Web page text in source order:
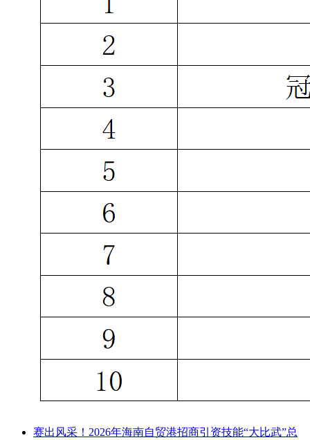
赛出风采！2026年海南自贸港招商引资技能“大比武”总